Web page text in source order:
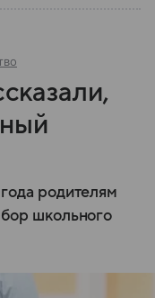
родителям
школьного